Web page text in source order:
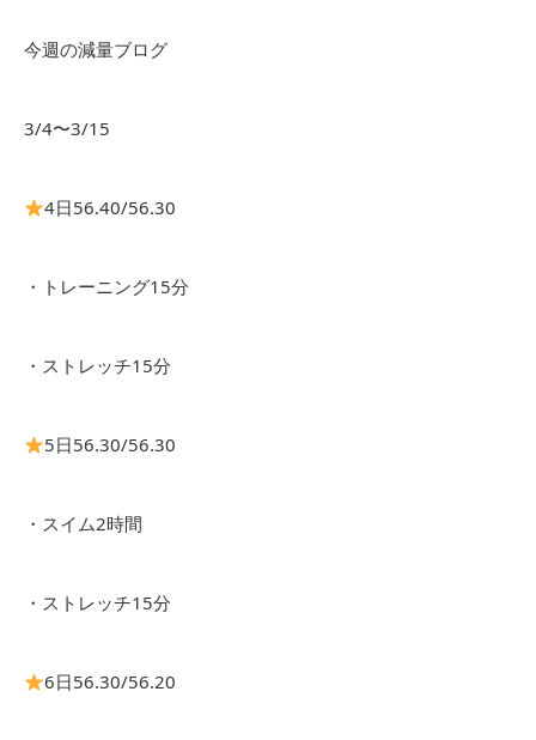
今週の減量ブログ
3/4〜3/15
4日56.40/56.30
・トレーニング15分
・ストレッチ15分
5日56.30/56.30
・スイム2時間
・ストレッチ15分
6日56.30/56.20